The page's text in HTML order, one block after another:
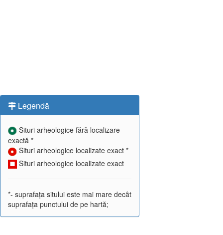
Legendă
Situri arheologice fără localizare
exactă *
Situri arheologice localizate exact *
Situri arheologice localizate exact
*- suprafața sitului este mai mare decât
suprafața punctului de pe hartă;